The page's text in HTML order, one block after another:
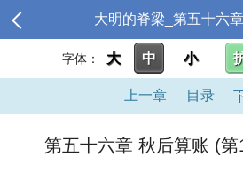
大明的脊梁_第五十六
字体： 大 中 小
上一章 目录
第五十六章 秋后算账 (第